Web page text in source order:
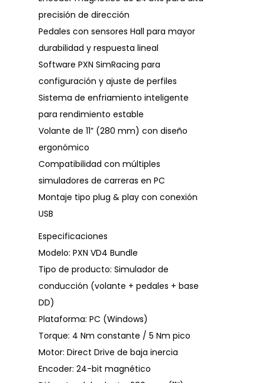
precisión de dirección
Pedales con sensores Hall para mayor
durabilidad y respuesta lineal
Software PXN SimRacing para
configuración y ajuste de perfiles
Sistema de enfriamiento inteligente
para rendimiento estable
Volante de 11” (280 mm) con diseño
ergonómico
Compatibilidad con múltiples
simuladores de carreras en PC
Montaje tipo plug & play con conexión
USB
Especificaciones
Modelo: PXN VD4 Bundle
Tipo de producto: Simulador de
conducción (volante + pedales + base
DD)
Plataforma: PC (Windows)
Torque: 4 Nm constante / 5 Nm pico
Motor: Direct Drive de baja inercia
Encoder: 24-bit magnético